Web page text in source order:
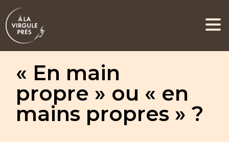
« En main
propre » ou « en
mains propres » ?